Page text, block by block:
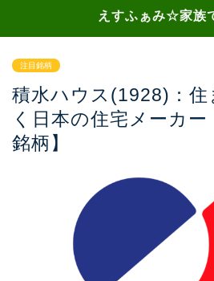
えすふぁみ☆家族
注目銘柄
積水ハウス(1928)：住
く日本の住宅メーカー
銘柄】